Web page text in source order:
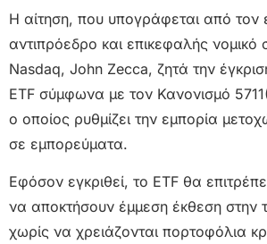
Η αίτηση, που υπογράφεται από τον
αντιπρόεδρο και επικεφαλής νομικό
Nasdaq, John Zecca, ζητά την
ETF σύμφωνα με τον Κανονισμό
ο οποίος ρυθμίζει την εμπορία
σε εμπορεύματα.
Εφόσον εγκριθεί, το ETF θα
να αποκτήσουν έμμεση έκθεση στην
χωρίς να χρειάζονται πορτοφόλια